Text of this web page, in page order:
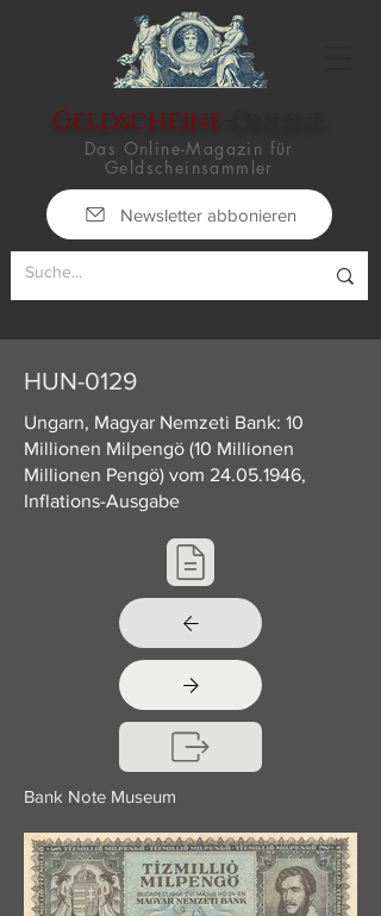
Geldscheine
Das Online-Magazin für
Geldscheinsammler
Newsletter abbonieren
HUN-0129
Ungarn, Magyar Nemzeti Bank: 10
Millionen Milpengö (10 Millionen
Millionen Pengö) vom 24.05.1946,
Inflations-Ausgabe
Bank Note Museum